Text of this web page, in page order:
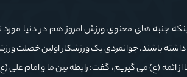
اینکه جنبه های معنوی ورزش امروز هم در دنیا
باشند. جوانمردی یک ورزشکار اولین خصلت
ما از ائمه (ع) می گیریم، گفت: رابطه بین ما و امام